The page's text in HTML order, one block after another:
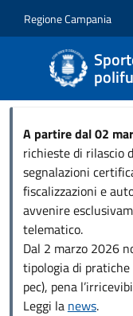
Regione Campania
A partire dal 02
richieste di rilascio
segnalazioni
fiscalizzazioni e
avvenire
telematico.
Dal 2 marzo 2026
tipologia di
pec), pena
Leggi la news.